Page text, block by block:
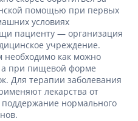
помощью при первых
условиях
пациенту — организация
учреждение.
необходимо как можно
а при пищевой форме
Для терапии заболевания
лекарства от
нормального